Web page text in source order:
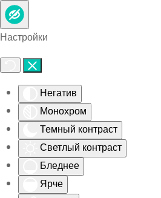
Настройки
Негатив
Монохром
Темный контраст
Светлый контраст
Бледнее
Ярче
Skip to main content